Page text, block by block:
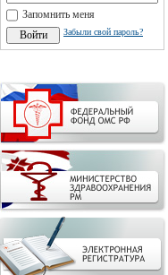
Запомнить меня
Забыли свой пароль?